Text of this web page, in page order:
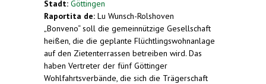
Stadt: Göttingen
Raportita de: Lu Wunsch-Rolshoven
„Bonveno“ soll die gemeinnützige Gesellschaft
heißen, die die geplante Flüchtlingswohnanlage
auf den Zietenterrassen betreiben wird. Das
haben Vertreter der fünf Göttinger
Wohlfahrtsverbände, die sich die Trägerschaft